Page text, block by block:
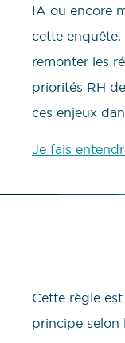
IA ou encore
cette
remonter les
priorités RH
ces enjeux
Je fais
Cette règle
principe selon